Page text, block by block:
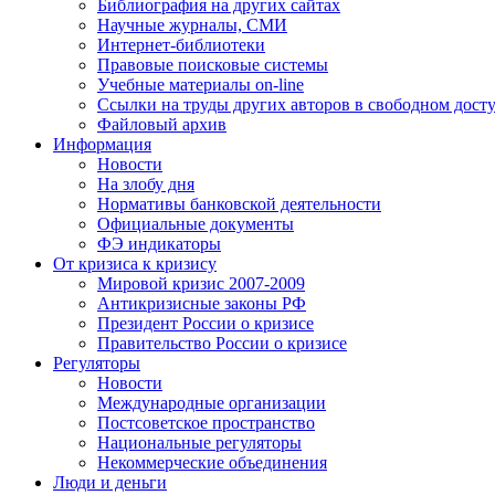
Библиография на других сайтах
Научные журналы, СМИ
Интернет-библиотеки
Правовые поисковые системы
Учебные материалы on-line
Ссылки на труды других авторов в свободном
Файловый архив
Информация
Новости
На злобу дня
Нормативы банковской деятельности
Официальные документы
ФЭ индикаторы
От кризиса к кризису
Мировой кризис 2007-2009
Антикризисные законы РФ
Президент России о кризисе
Правительство России о кризисе
Регуляторы
Новости
Международные организации
Постсоветское пространство
Национальные регуляторы
Некоммерческие объединения
Люди и деньги